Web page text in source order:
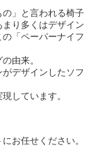
」と言われる椅子
り多くはデザイン
「ペーパーナイフ
由来。
デザインしたソフ
しています。
お任せください。